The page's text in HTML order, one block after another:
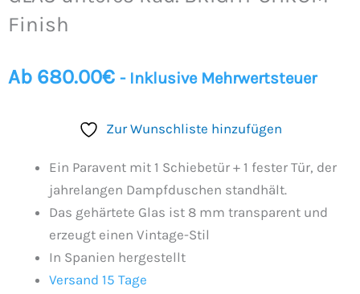
Finish
Ab 680.00€ - Inklusive Mehrwertsteuer
Zur Wunschliste hinzufügen
Ein Paravent mit 1 Schiebetür + 1 fester Tür, der
jahrelangen Dampfduschen standhält.
Das gehärtete Glas ist 8 mm transparent und
erzeugt einen Vintage-Stil
In Spanien hergestellt
Versand 15 Tage
CHROM-
Menge